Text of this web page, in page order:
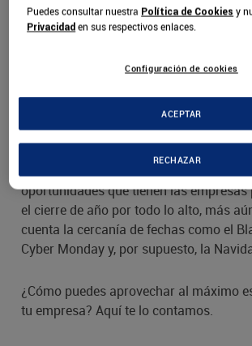
El “Thanksgiving” o Día de Acción de
dan regalos, disfrutan de comidas
cosas buenas sucedidas durante el año.
oportunidades que tienen las
el cierre de año por todo lo alto, más
cuenta la cercanía de fechas como el
Cyber Monday y, por supuesto, la
¿Cómo puedes aprovechar al máximo
tu empresa? Aquí te lo contamos.
Puedes consultar nuestra Política de Cookies y
Privacidad en sus respectivos enlaces.
Configuración de cookies
RECHAZAR
ACEPTAR